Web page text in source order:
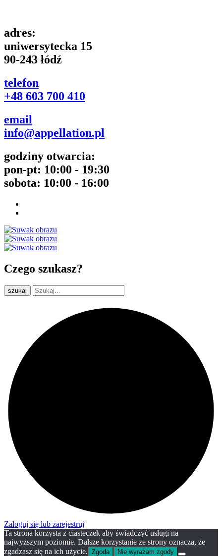
adres:
uniwersytecka 15
90-243 łódź
telefon
+48 603 700 410
email
info@appellation.pl
godziny otwarcia:
pon-pt: 10:00 - 19:30
sobota: 10:00 - 16:00
Czego szukasz?
szukaj
Zaloguj się lub zarejestruj
Ta strona korzysta z ciasteczek aby świadczyć usługi na
najwyższym poziomie. Dalsze korzystanie ze strony oznacza, że
zgadzasz się na ich użycie. Zgoda Nie wyrażam zgody